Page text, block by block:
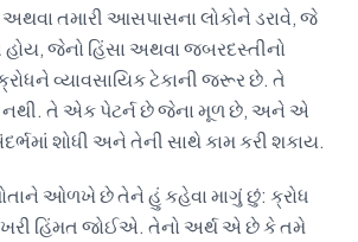
તમારી આસપાસના લોકોને ડરાવે, જે
હોય, જેનો હિંસા અથવા જબરદસ્તીનો
વ્યાવસાયિક ટેકાની જરૂર છે. તે
નથી. તે એક પેટર્ન છે જેના મૂળ છે, અને એ
શોધી અને તેની સાથે કામ કરી શકાય.
ઓળખે છે તેને હું કહેવા માગું છું: ક્રોધ
ખરી હિંમત જોઈએ. તેનો અર્થ એ છે કે તમે